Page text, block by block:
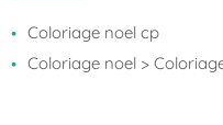
Coloriage noel cp
Coloriage noel >